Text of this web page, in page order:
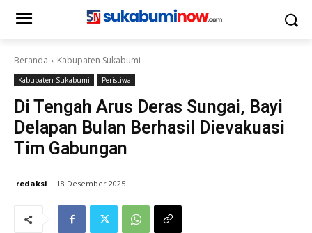
Beranda Kabupaten Sukabumi
Kabupaten Sukabumi Peristiwa
Di Tengah Arus Deras Sungai, Bayi
Delapan Bulan Berhasil Dievakuasi
Tim Gabungan
redaksi 18 Desember 2025